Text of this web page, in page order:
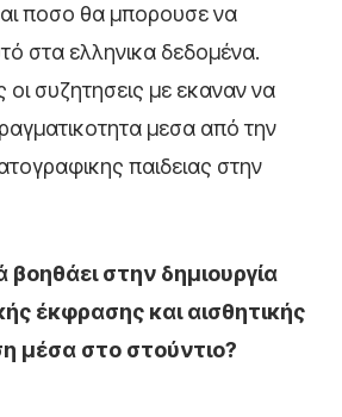
ποσο θα μπορουσε να
στα ελληνικα δεδομένα.
συζητησεις με εκαναν να
μεσα από την
παιδειας στην
βοηθάει στην δημιουργία
έκφρασης και αισθητικής
μέσα στο στούντιο?